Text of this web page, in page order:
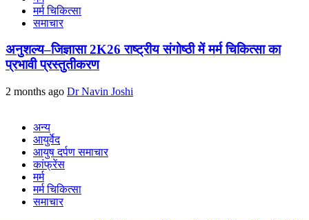
मर्म चिकित्सा
समाचार
अनुशल्य–जिज्ञासा 2K26 राष्ट्रीय संगोष्ठी में मर्म चिकित्सा का
प्रभावी प्रस्तुतीकरण
2 months ago Dr Navin Joshi
अन्य
आयुर्वेद
आयुष दर्पण समाचार
कांफ्रेंस
मर्म
मर्म चिकित्सा
समाचार